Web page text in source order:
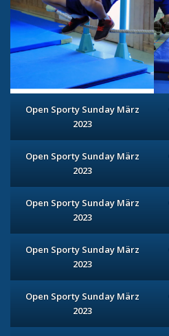
Open Sporty Sunday März
2023
Open Sporty Sunday März
2023
Open Sporty Sunday März
2023
Open Sporty Sunday März
2023
Open Sporty Sunday März
2023